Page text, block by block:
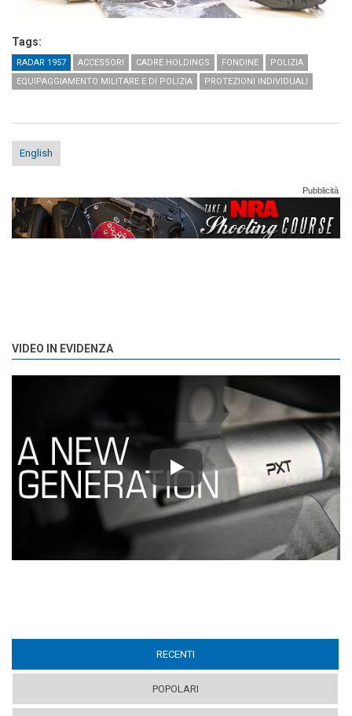
Tags:
RADAR 1957 ACCESSORI CADRE HOLDINGS FONDINE
POLIZIA
EQUIPAGGIAMENTO MILITARE E DI POLIZIA
PROTEZIONI INDIVIDUALI
English
Pubblicità
VIDEO IN EVIDENZA
Play
RECENTI
POPOLARI